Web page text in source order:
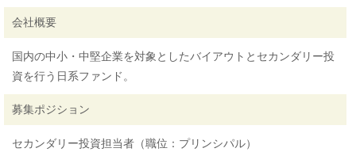
会社概要
国内の中小・中堅企業を対象としたバイアウトとセカンダリー投
資を行う日系ファンド。
募集ポジション
セカンダリー投資担当者（職位：プリンシパル）